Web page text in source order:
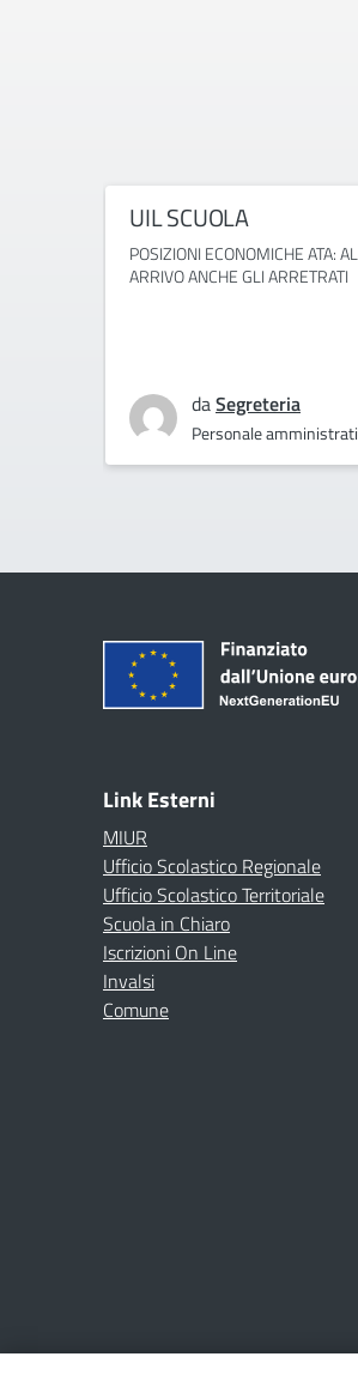
UIL SCUOLA
POSIZIONI ECONOMICHE ATA:
ARRIVO ANCHE GLI ARRETRATI
daSegreteria
Personale
Link Esterni
MIUR
Ufficio Scolastico Regionale
Ufficio Scolastico Territoriale
Scuola in Chiaro
Iscrizioni On Line
Invalsi
Comune
Amministrazione Trasparente